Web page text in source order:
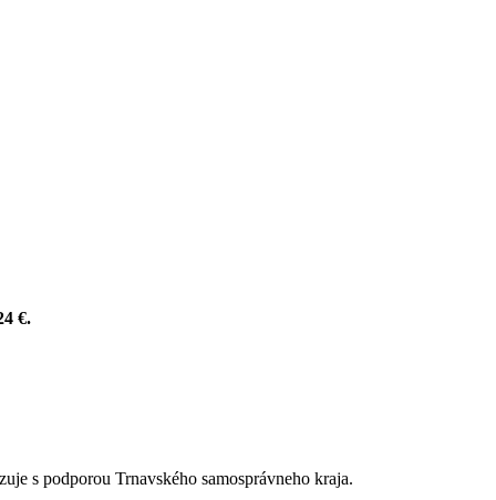
€.
s podporou Trnavského samosprávneho kraja.